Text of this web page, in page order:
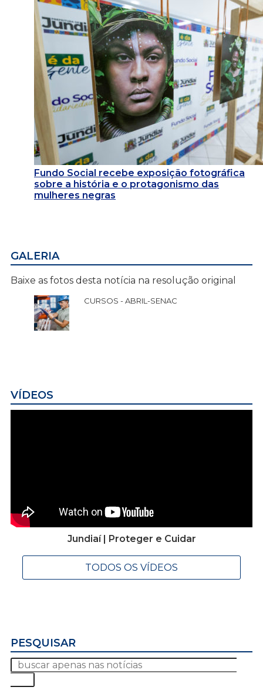
Fundo Social recebe exposição fotográfica
sobre a história e o protagonismo das
mulheres negras
GALERIA
Baixe as fotos desta notícia na resolução original
CURSOS - ABRIL-SENAC
VÍDEOS
Jundiaí | Proteger e Cuidar
TODOS OS VÍDEOS
PESQUISAR